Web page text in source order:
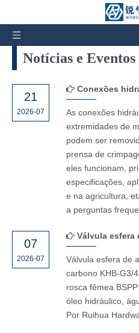
»
Notícias e Eventos
21
2026-07
Conexões hidráulicas
As conexões
extremidades de
podem ser
prensa de
eles funcionam,
especificações,
e na agricultura,
a perguntas
07
2026-07
Válvula esfera de alta pressão
Válvula esfera de
carbono KHB-G3/
rosca fêmea
óleo hidráulico,
Por Ruihua